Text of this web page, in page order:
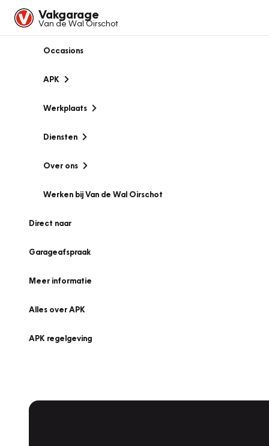
Vakgarage
Van de Wal Oirschot
Occasions
APK
Werkplaats
Diensten
Over ons
Werken bij Van de Wal Oirschot
Direct naar
Garageafspraak
Meer informatie
Alles over APK
APK regelgeving